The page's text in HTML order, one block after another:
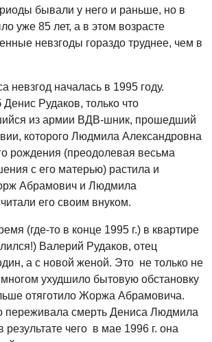
бывали у него и раньше, но в
уже 85 лет, а в этом возрасте
невзгоды гораздо труднее, чем в
невзгод началась в 1995 году.
Денис Рудаков, только что
из армии ВДВ-шник, прошедший
которого Людмила Александровна
рождения (преодолевая весьма
с его матерью) растила и
Абрамович и Людмила
его своим внуком.
(где-то в конце 1995 г.) в квартире
Валерий Рудаков, отец
а с новой женой. Это не только не
ухудшило бытовую обстановку
отяготило Жоржа Абрамовича.
переживала смерть Дениса Людмила
результате чего в мае 1996 г. она